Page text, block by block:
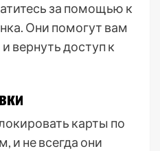
за помощью к
Они помогут вам
вернуть доступ к
карты по
и не всегда они